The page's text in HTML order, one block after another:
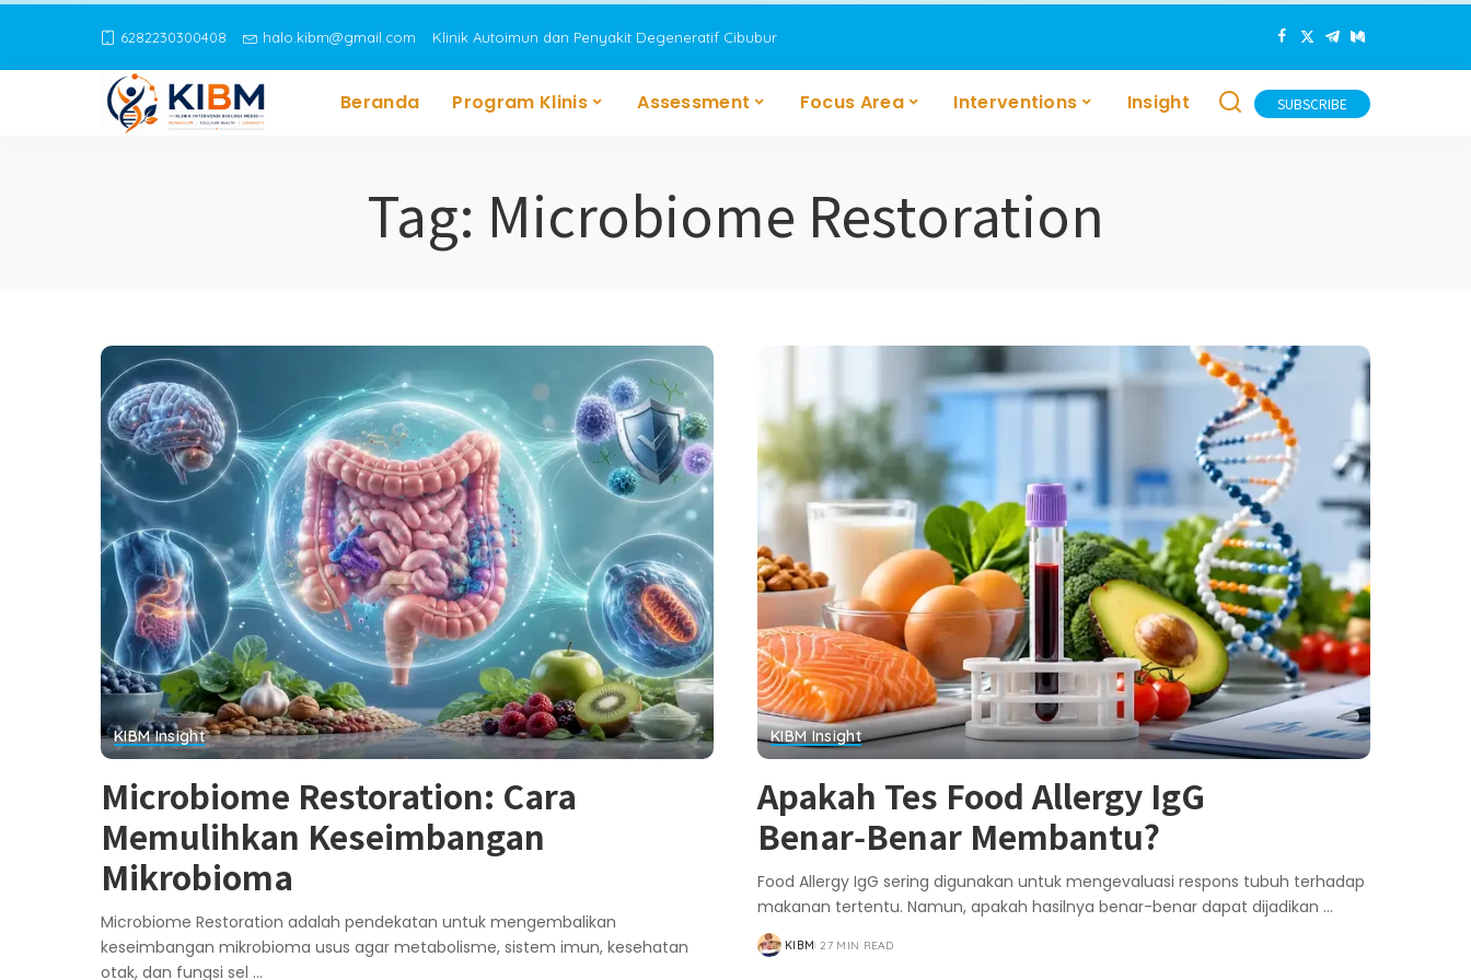
6282230300408 halo.kibm@gmail.com Klinik Autoimun dan Penyakit Degeneratif Cibubur
Beranda Program Klinis Assessment Focus Area Interventions Insight SUBSCRIBE
Tag: Microbiome Restoration
KIBM Insight
Microbiome Restoration: Cara
Memulihkan Keseimbangan
Mikrobioma
Microbiome Restoration adalah pendekatan untuk mengembalikan
keseimbangan mikrobioma usus agar metabolisme, sistem imun, kesehatan
otak, dan fungsi sel ...
KIBM Insight
Apakah Tes Food Allergy IgG
Benar‑Benar Membantu?
Food Allergy IgG sering digunakan untuk mengevaluasi respons tubuh terhadap
makanan tertentu. Namun, apakah hasilnya benar-benar dapat dijadikan ...
POSTED
KIBM 27 MIN READ